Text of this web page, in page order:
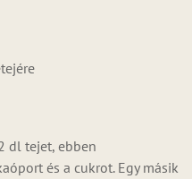
dl tejet, ebben
és a cukrot. Egy másik